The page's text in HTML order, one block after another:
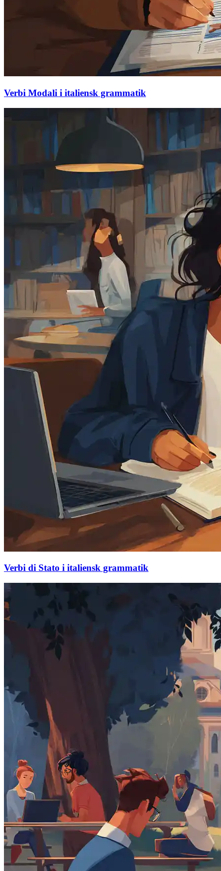
Verbi Modali i italiensk grammatik
Verbi di Stato i italiensk grammatik